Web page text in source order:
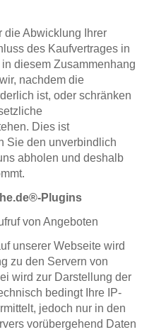
die Abwicklung Ihrer
des Kaufvertrages in
diesem Zusammenhang
nachdem die
ist, oder schränken
Dies ist
Sie den unverbindlich
abholen und deshalb
Plugins
von Angeboten
unserer Webseite wird
zu den Servern von
wird zur Darstellung der
bedingt Ihre IP-
jedoch nur in den
vorübergehend Daten